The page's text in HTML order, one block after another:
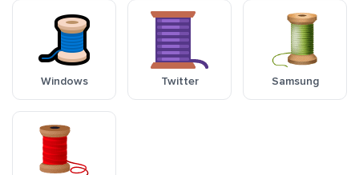
Windows Twitter Samsung